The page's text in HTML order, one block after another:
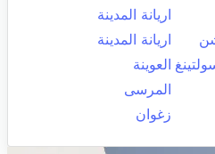
اريانة المدينة
اريانة المدينة
العوينة
المرسى
زغوان